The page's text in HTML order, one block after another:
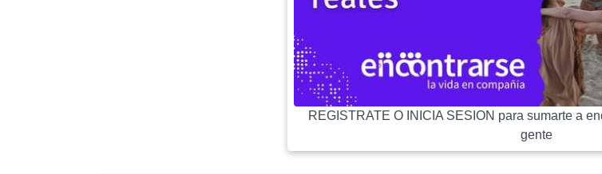
REGISTRATE O INICIA SESION para sumarte a
gente